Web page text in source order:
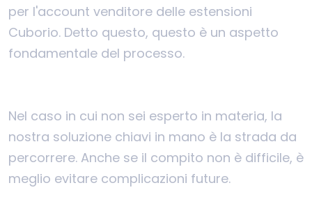
per l'account venditore delle estensioni
Cuborio. Detto questo, questo è un aspetto
fondamentale del processo.
Nel caso in cui non sei esperto in materia, la
nostra soluzione chiavi in ​​mano è la strada da
percorrere. Anche se il compito non è difficile, è
meglio evitare complicazioni future.